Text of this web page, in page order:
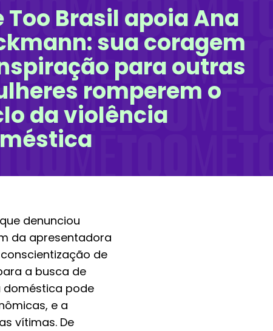
Too Brasil apoia Ana
sua coragem
para outras
romperem o
da violência
denunciou
da apresentadora
de
a busca de
doméstica pode
e a
vítimas. De